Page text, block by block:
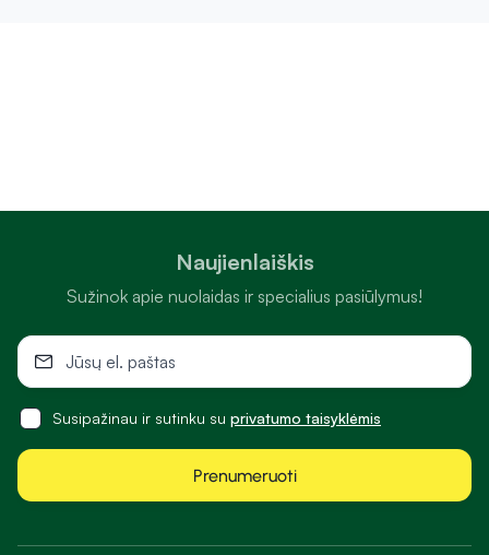
Naujienlaiškis
Sužinok apie nuolaidas ir specialius pasiūlymus!
Susipažinau ir sutinku su privatumo taisyklėmis
Prenumeruoti